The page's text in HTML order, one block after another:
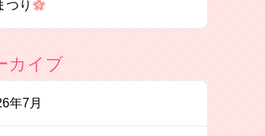
つり
カイブ
年7月